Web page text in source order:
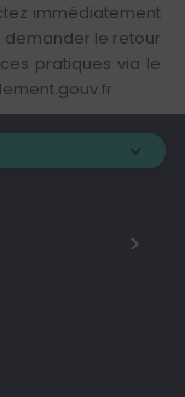
immédiatement
le retour
pratiques via le
>